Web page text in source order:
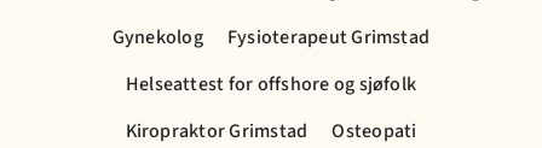
Gynekolog
Fysioterapeut Grimstad
Helseattest for offshore og sjøfolk
Kiropraktor Grimstad
Osteopati